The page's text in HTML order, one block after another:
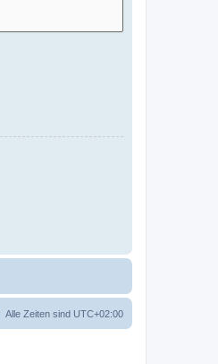
Alle Zeiten sind UTC+02:00